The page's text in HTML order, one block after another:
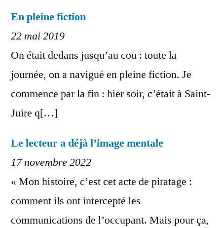
En pleine fiction
22 mai 2019
On était dedans jusqu’au cou : toute la
journée, on a navigué en pleine fiction. Je
commence par la fin : hier soir, c’était à Saint-
Juire q[…]
Le lecteur a déjà l’image mentale
17 novembre 2022
« Mon histoire, c’est cet acte de piratage :
comment ils ont intercepté les
communications de l’occupant. Mais pour ça,